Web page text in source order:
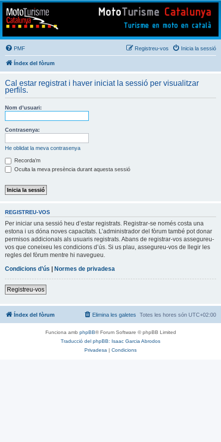
Mototurisme
Turisme en moto en català
PMF Inicia la sessió
Registreu-vos
Índex del fòrum
Cal estar registrat i haver iniciat la sessió per visualitzar
perfils.
Nom d’usuari:
Contrasenya:
He oblidat la meva contrasenya
Recorda’m
Oculta la meva presència durant aquesta sessió
REGISTREU-VOS
Per iniciar una sessió heu d’estar registrats. Registrar-se només costa una
estona i us dóna noves capacitats. L’administrador del fòrum també pot donar
permisos addicionals als usuaris registrats. Abans de registrar-vos assegureu-
vos que coneixeu les condicions d’ús. Si us plau, assegureu-vos de llegir les
regles del fòrum mentre hi navegueu.
Condicions d’ús | Normes de privadesa
Registreu-vos
Índex del fòrum Totes les hores són UTC+02:00
Elimina les galetes
Funciona amb phpBB® Forum Software © phpBB Limited
Traducció del phpBB: Isaac Garcia Abrodos
Privadesa | Condicions